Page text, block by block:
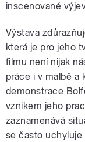
inscenované
Výstava
která je pro jeho
filmu není nijak
práce i v malbě a
demonstrace
vznikem jeho
zaznamenává
se často uchyluje